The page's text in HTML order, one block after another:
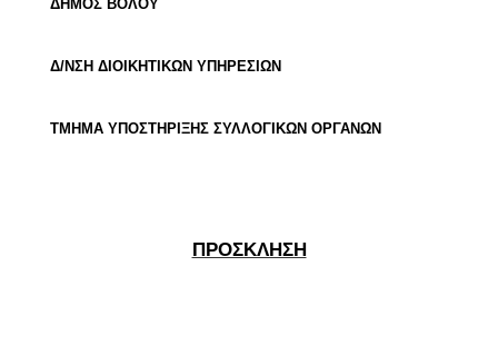
ΔΗΜΟΣ ΒΟΛΟΥ
Δ/ΝΣΗ ΔΙΟΙΚΗΤΙΚΩΝ ΥΠΗΡΕΣΙΩΝ
ΤΜΗΜΑ ΥΠΟΣΤΗΡΙΞΗΣ ΣΥΛΛΟΓΙΚΩΝ ΟΡΓΑΝΩΝ
ΠΡΟΣΚΛΗΣΗ